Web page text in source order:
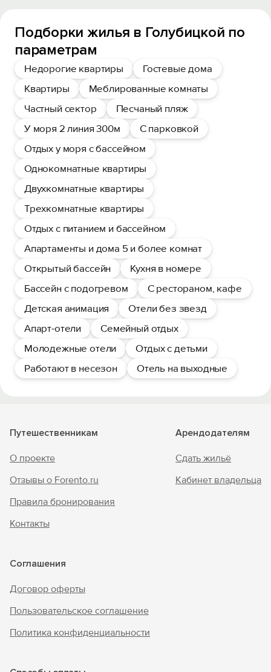
Подборки жилья в Голубицкой по
параметрам
Недорогие квартиры
Гостевые дома
Квартиры
Меблированные комнаты
Частный сектор
Песчаный пляж
У моря 2 линия 300м
С парковкой
Отдых у моря с бассейном
Однокомнатные квартиры
Двухкомнатные квартиры
Трехкомнатные квартиры
Отдых с питанием и бассейном
Апартаменты и дома 5 и более комнат
Открытый бассейн
Кухня в номере
Бассейн с подогревом
С рестораном, кафе
Детская анимация
Отели без звезд
Апарт-отели
Семейный отдых
Молодежные отели
Отдых с детьми
Работают в несезон
Отель на выходные
Путешественникам
О проекте
Отзывы о Forento.ru
Правила бронирования
Контакты
Арендодателям
Сдать жильё
Кабинет владельца
Соглашения
Договор оферты
Пользовательское соглашение
Политика конфиденциальности